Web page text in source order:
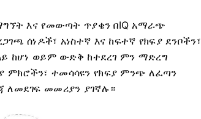
እና የመውጣት ጥያቄን በIQ አማራጭ
ሰነዶች፣ አነስተኛ እና ከፍተኛ የክፍያ ደንቦችን፣
ከሆነ ወይም ውድቅ ከተደረገ ምን ማድረግ
ተመሳሳዩን የክፍያ ምንጭ ለፈጣን
ለመደገፍ መመሪያን ያገኛሉ።